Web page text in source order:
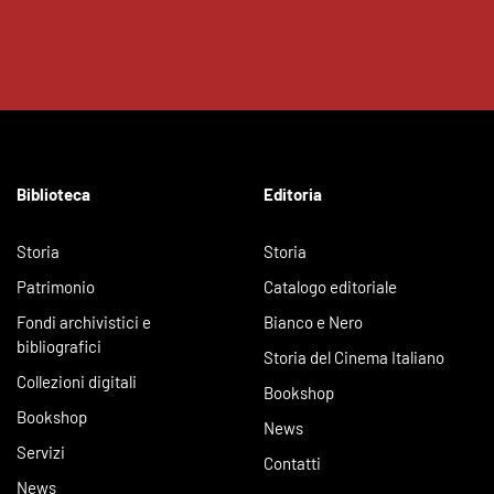
Biblioteca
Storia
Patrimonio
Fondi archivistici e
bibliografici
Collezioni digitali
Bookshop
Servizi
News
Editoria
Storia
Catalogo editoriale
Bianco e Nero
Storia del Cinema Italiano
Bookshop
News
Contatti